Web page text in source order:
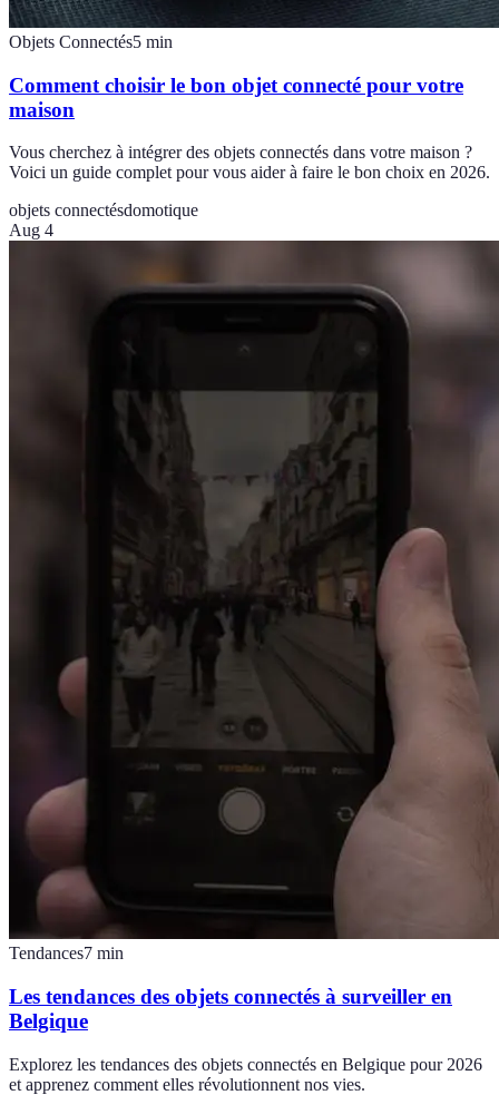
Objets Connectés5 min
Comment choisir le bon objet connecté pour votre
maison
Vous cherchez à intégrer des objets connectés dans votre maison ?
Voici un guide complet pour vous aider à faire le bon choix en 2026.
objets connectésdomotique
Aug 4
Tendances7 min
Les tendances des objets connectés à surveiller en
Belgique
Explorez les tendances des objets connectés en Belgique pour 2026
et apprenez comment elles révolutionnent nos vies.